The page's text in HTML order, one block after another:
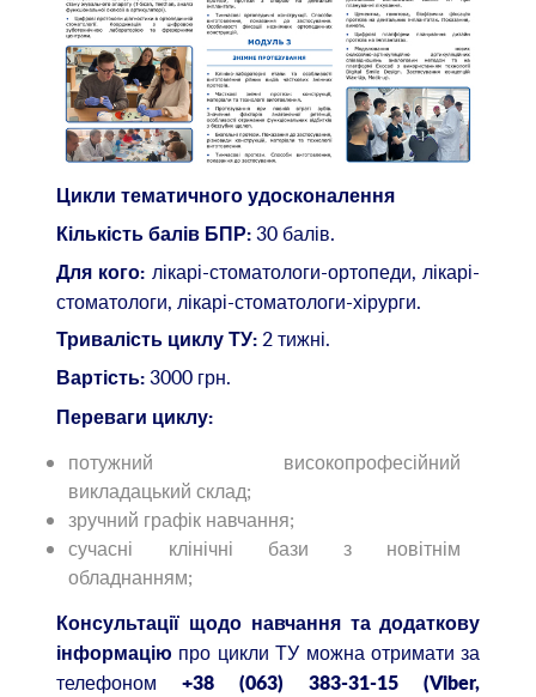
Цикли тематичного удосконалення
Кількість балів БПР:30 балів.
Для кого: лікарі-стоматологи-ортопеди, лікарі-
стоматологи, лікарі-стоматологи-хірурги.
Тривалість циклу ТУ:2 тижні.
Вартість:3000 грн.
Переваги циклу:
потужний високопрофесійний
викладацький склад;
зручний графік навчання;
сучасні клінічні бази з новітнім
обладнанням;
Консультації щодо навчання та додаткову
інформацію про цикли ТУ можна отримати за
телефоном
+38 (063) 383-31-15 (Viber,